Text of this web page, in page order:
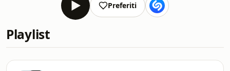
Preferiti
Playlist